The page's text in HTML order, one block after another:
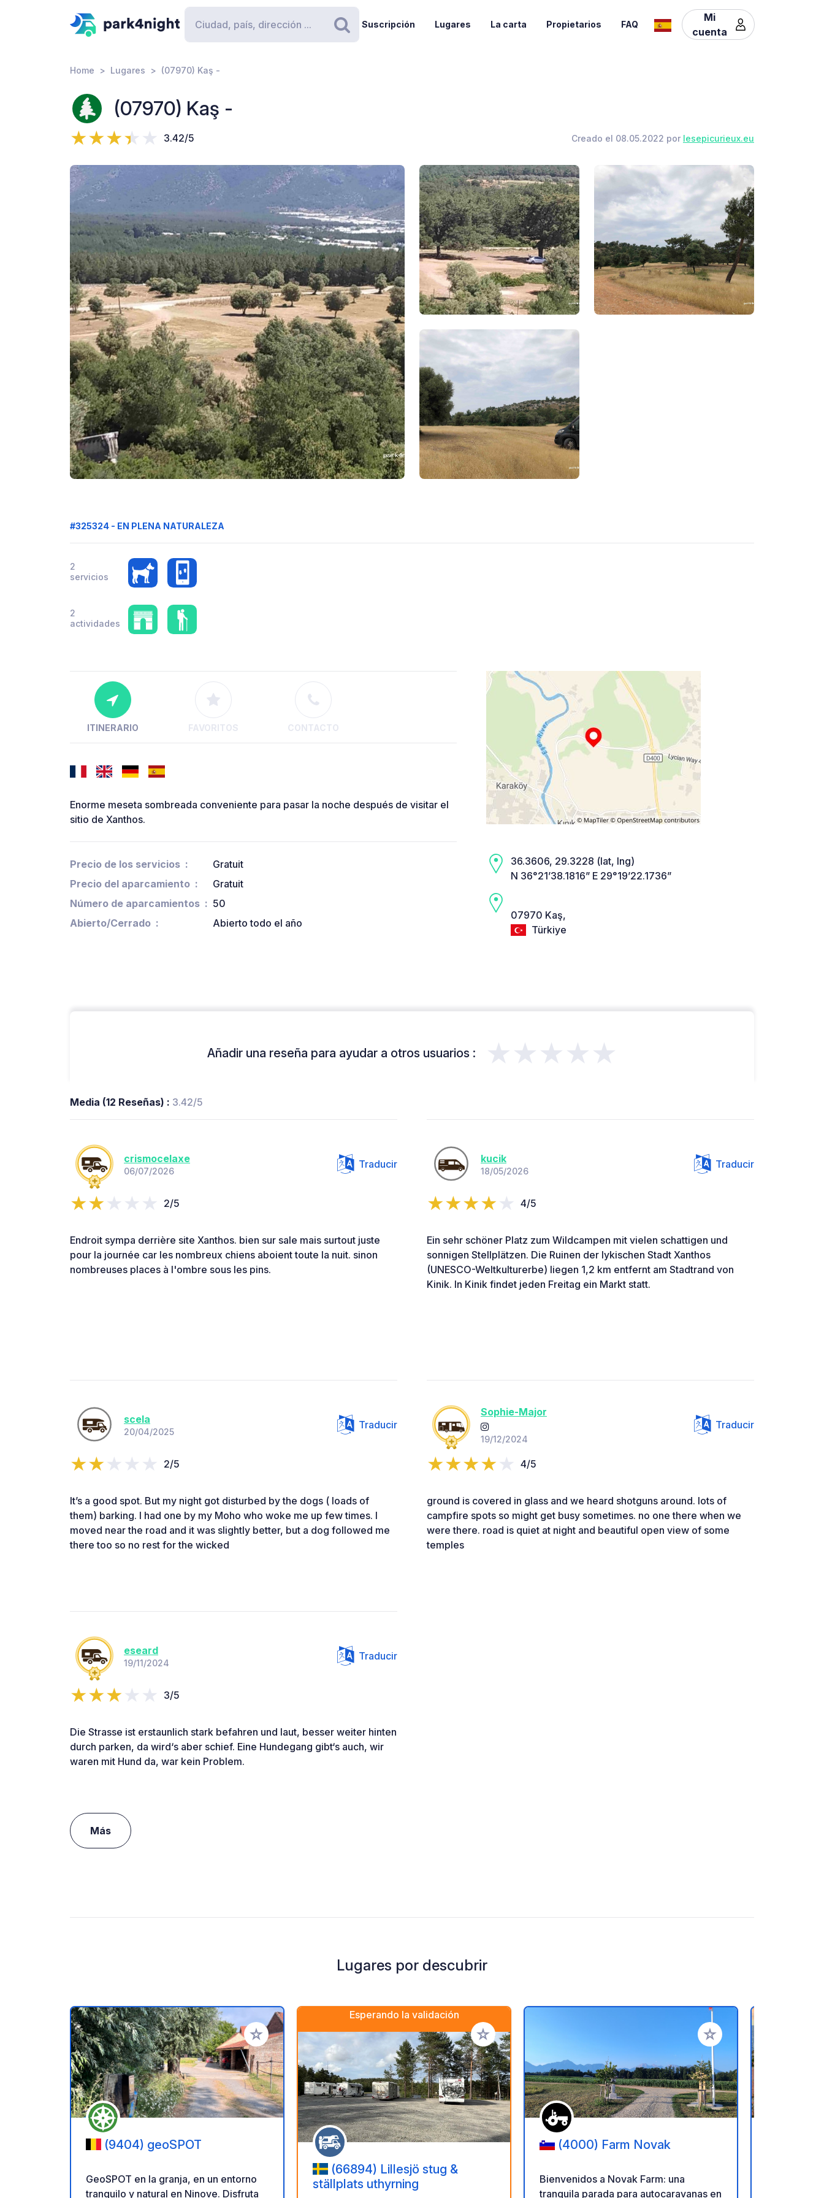
Buscar
Suscripción Lugares La carta Propietarios FAQ
Mi
cuenta
Home Lugares (07970) Kaş -
(07970) Kaş -
3.42/5 Creado el 08.05.2022 por lesepicurieux.eu
#325324 - EN PLENA NATURALEZA
2
servicios
2
actividades
ITINERARIO FAVORITOS CONTACTO
Enorme meseta sombreada conveniente para pasar la noche después de visitar el
sitio de Xanthos.
Precio de los servicios
Gratuit
Precio del aparcamiento
Gratuit
Número de aparcamientos
50
Abierto/Cerrado
Abierto todo el año
36.3606, 29.3228 (lat, lng)
N 36°21’38.1816” E 29°19’22.1736”
07970 Kaş,
Türkiye
Añadir una reseña para ayudar a otros usuarios : ★★★★★
Media (12 Reseñas) : 3.42/5
crismocelaxe
06/07/2026
Traducir
2/5
Endroit sympa derrière site Xanthos. bien sur sale mais surtout juste
pour la journée car les nombreux chiens aboient toute la nuit. sinon
nombreuses places à l'ombre sous les pins.
kucik
18/05/2026
Traducir
4/5
Ein sehr schöner Platz zum Wildcampen mit vielen schattigen und
sonnigen Stellplätzen. Die Ruinen der lykischen Stadt Xanthos
(UNESCO-Weltkulturerbe) liegen 1,2 km entfernt am Stadtrand von
Kinik. In Kinik findet jeden Freitag ein Markt statt.
scela
20/04/2025
Traducir
2/5
It’s a good spot. But my night got disturbed by the dogs ( loads of
them) barking. I had one by my Moho who woke me up few times. I
moved near the road and it was slightly better, but a dog followed me
there too so no rest for the wicked
Sophie-Major
19/12/2024
Traducir
4/5
ground is covered in glass and we heard shotguns around. lots of
campfire spots so might get busy sometimes. no one there when we
were there. road is quiet at night and beautiful open view of some
temples
eseard
19/11/2024
Traducir
3/5
Die Strasse ist erstaunlich stark befahren und laut, besser weiter hinten
durch parken, da wird‘s aber schief. Eine Hundegang gibt‘s auch, wir
waren mit Hund da, war kein Problem.
Más
Lugares por descubrir
Añadir a tus favoritos
(9404) geoSPOT
GeoSPOT en la granja, en un entorno
tranquilo y natural en Ninove. Disfruta
Esperando la validación
Añadir a tus favoritos
(66894) Lillesjö stug &
ställplats uthyrning
Añadir a tus favoritos
(4000) Farm Novak
Bienvenidos a Novak Farm: una
tranquila parada para autocaravanas en